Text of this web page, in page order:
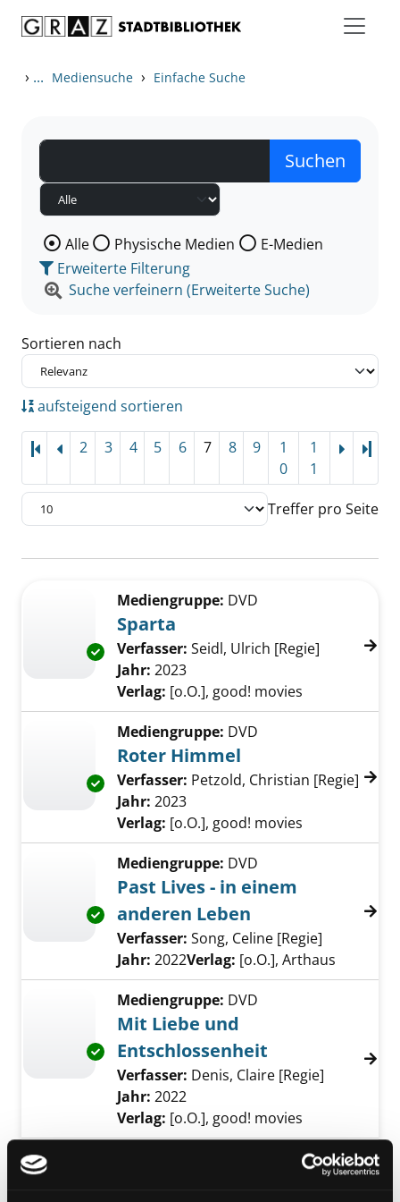
› ... Mediensuche › Einfache Suche
Wählen Sie die Medienart nach der Sie suchen wollen.
Alle Physische Medien
E-Medien
Erweiterte Filterung
Suche verfeinern (Erweiterte Suche)
Sortieren nach
aufsteigend sortieren
2 3 4 5 6 7 8 9
1
0
1
1
Treffer pro Seite
Zu den Suchfiltern springen
Exemplar-Details von Sparta anzeigen
Mediengruppe: DVD
Sparta
Verfasser: Seidl, Ulrich [Regie] Suche
Jahr: 2023
Verlag: [o.O.], good! movies
Exemplar-Details von Roter Himmel anzeigen
Mediengruppe: DVD
Roter Himmel
Verfasser: Petzold, Christian [Regie]
Jahr: 2023
Verlag: [o.O.], good! movies
Exemplar-Details von Past Lives - in einem
Mediengruppe: DVD
Past Lives - in einem
anderen Leben
Verfasser: Song, Celine [Regie]
Jahr: 2022Verlag: [o.O.], Arthaus
Exemplar-Details von Mit Liebe und
Mediengruppe: DVD
Mit Liebe und
Entschlossenheit
Verfasser: Denis, Claire [Regie]
Jahr: 2022
Verlag: [o.O.], good! movies